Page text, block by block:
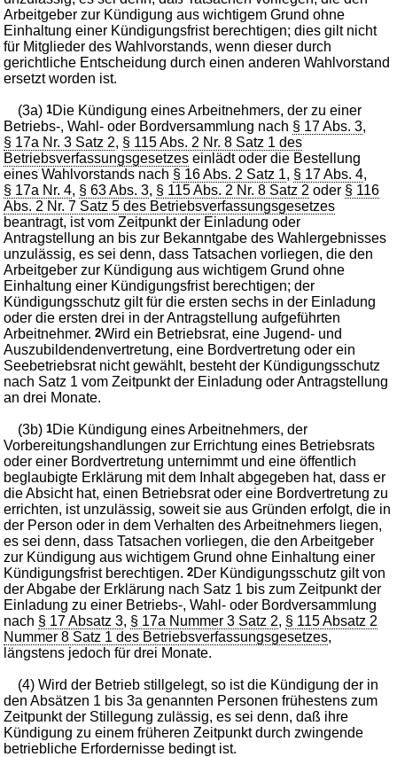
Arbeitgeber zur Kündigung aus wichtigem Grund ohne
Einhaltung einer Kündigungsfrist berechtigen; dies gilt nicht
für Mitglieder des Wahlvorstands, wenn dieser durch
gerichtliche Entscheidung durch einen anderen Wahlvorstand
ersetzt worden ist.
(3a)1Die Kündigung eines Arbeitnehmers, der zu einer
Betriebs-, Wahl- oder Bordversammlung nach § 17 Abs. 3,
§ 17a Nr. 3 Satz 2, § 115 Abs. 2 Nr. 8 Satz 1 des
Betriebsverfassungsgesetzes einlädt oder die Bestellung
eines Wahlvorstands nach § 16 Abs. 2 Satz 1, § 17 Abs. 4,
§ 17a Nr. 4, § 63 Abs. 3, § 115 Abs. 2 Nr. 8 Satz 2 oder § 116
Abs. 2 Nr. 7 Satz 5 des Betriebsverfassungsgesetzes
beantragt, ist vom Zeitpunkt der Einladung oder
Antragstellung an bis zur Bekanntgabe des Wahlergebnisses
unzulässig, es sei denn, dass Tatsachen vorliegen, die den
Arbeitgeber zur Kündigung aus wichtigem Grund ohne
Einhaltung einer Kündigungsfrist berechtigen; der
Kündigungsschutz gilt für die ersten sechs in der Einladung
oder die ersten drei in der Antragstellung aufgeführten
Arbeitnehmer.2Wird ein Betriebsrat, eine Jugend- und
Auszubildendenvertretung, eine Bordvertretung oder ein
Seebetriebsrat nicht gewählt, besteht der Kündigungsschutz
nach Satz 1 vom Zeitpunkt der Einladung oder Antragstellung
an drei Monate.
(3b)1Die Kündigung eines Arbeitnehmers, der
Vorbereitungshandlungen zur Errichtung eines Betriebsrats
oder einer Bordvertretung unternimmt und eine öffentlich
beglaubigte Erklärung mit dem Inhalt abgegeben hat, dass er
die Absicht hat, einen Betriebsrat oder eine Bordvertretung zu
errichten, ist unzulässig, soweit sie aus Gründen erfolgt, die in
der Person oder in dem Verhalten des Arbeitnehmers liegen,
es sei denn, dass Tatsachen vorliegen, die den Arbeitgeber
zur Kündigung aus wichtigem Grund ohne Einhaltung einer
Kündigungsfrist berechtigen.2Der Kündigungsschutz gilt von
der Abgabe der Erklärung nach Satz 1 bis zum Zeitpunkt der
Einladung zu einer Betriebs-, Wahl- oder Bordversammlung
nach § 17 Absatz 3, § 17a Nummer 3 Satz 2, § 115 Absatz 2
Nummer 8 Satz 1 des Betriebsverfassungsgesetzes,
längstens jedoch für drei Monate.
(4) Wird der Betrieb stillgelegt, so ist die Kündigung der in
den Absätzen 1 bis 3a genannten Personen frühestens zum
Zeitpunkt der Stillegung zulässig, es sei denn, daß ihre
Kündigung zu einem früheren Zeitpunkt durch zwingende
betriebliche Erfordernisse bedingt ist.